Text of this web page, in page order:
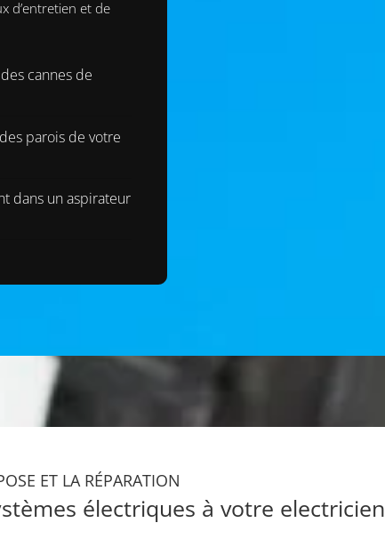
d’entretien et de
cannes de
parois de votre
dans un aspirateur
ET LA RÉPARATION
électriques à votre electricien